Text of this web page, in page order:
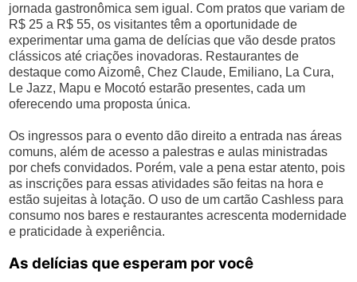
jornada gastronômica sem igual. Com pratos que variam de
R$ 25 a R$ 55, os visitantes têm a oportunidade de
experimentar uma gama de delícias que vão desde pratos
clássicos até criações inovadoras. Restaurantes de
destaque como Aizomê, Chez Claude, Emiliano, La Cura,
Le Jazz, Mapu e Mocotó estarão presentes, cada um
oferecendo uma proposta única.
Os ingressos para o evento dão direito a entrada nas áreas
comuns, além de acesso a palestras e aulas ministradas
por chefs convidados. Porém, vale a pena estar atento, pois
as inscrições para essas atividades são feitas na hora e
estão sujeitas à lotação. O uso de um cartão Cashless para
consumo nos bares e restaurantes acrescenta modernidade
e praticidade à experiência.
As delícias que esperam por você